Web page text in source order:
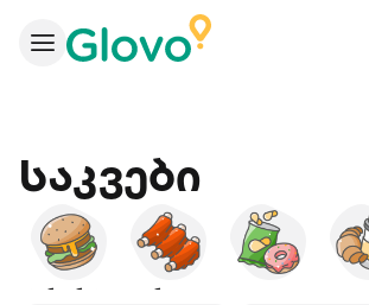
Საკვები
ბურგერები ამერიკული